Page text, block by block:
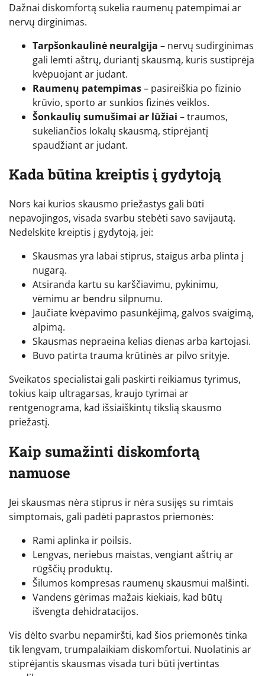
Dažnai diskomfortą sukelia raumenų patempimai ar
nervų dirginimas.
Tarpšonkaulinė neuralgija – nervų sudirginimas
gali lemti aštrų, duriantį skausmą, kuris sustiprėja
kvėpuojant ar judant.
Raumenų patempimas– pasireiškia po fizinio
krūvio, sporto ar sunkios fizinės veiklos.
Šonkaulių sumušimai ar lūžiai – traumos,
sukeliančios lokalų skausmą, stiprėjantį
spaudžiant ar judant.
Kada būtina kreiptis į gydytoją
Nors kai kurios skausmo priežastys gali būti
nepavojingos, visada svarbu stebėti savo savijautą.
Nedelskite kreiptis į gydytoją, jei:
Skausmas yra labai stiprus, staigus arba plinta į
nugarą.
Atsiranda kartu su karščiavimu, pykinimu,
vėmimu ar bendru silpnumu.
Jaučiate kvėpavimo pasunkėjimą, galvos svaigimą,
alpimą.
Skausmas nepraeina kelias dienas arba kartojasi.
Buvo patirta trauma krūtinės ar pilvo srityje.
Sveikatos specialistai gali paskirti reikiamus tyrimus,
tokius kaip ultragarsas, kraujo tyrimai ar
rentgenograma, kad išsiaiškintų tikslią skausmo
priežastį.
Kaip sumažinti diskomfortą
namuose
Jei skausmas nėra stiprus ir nėra susijęs su rimtais
simptomais, gali padėti paprastos priemonės:
Rami aplinka ir poilsis.
Lengvas, neriebus maistas, vengiant aštrių ar
rūgščių produktų.
Šilumos kompresas raumenų skausmui malšinti.
Vandens gėrimas mažais kiekiais, kad būtų
išvengta dehidratacijos.
Vis dėlto svarbu nepamiršti, kad šios priemonės tinka
tik lengvam, trumpalaikiam diskomfortui. Nuolatinis ar
stiprėjantis skausmas visada turi būti įvertintas